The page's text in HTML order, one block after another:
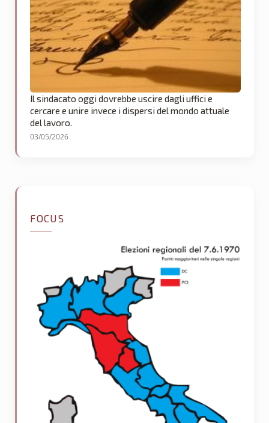
Il sindacato oggi dovrebbe uscire dagli uffici e
cercare e unire invece i dispersi del mondo attuale
del lavoro.
03/05/2026
FOCUS